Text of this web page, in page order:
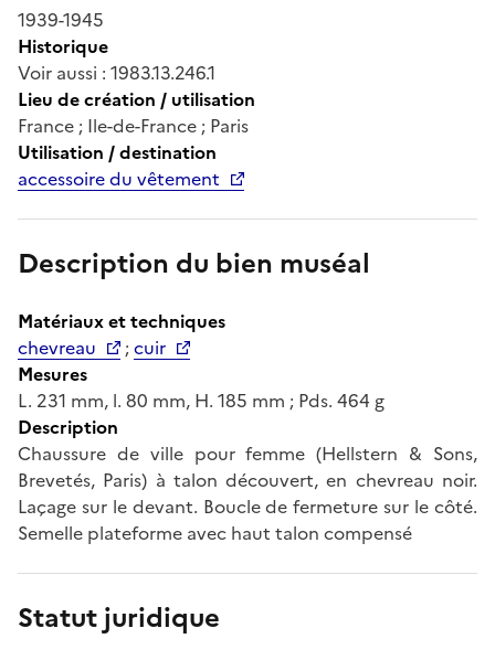
1939-1945
Historique
Voir aussi : 1983.13.246.1
Lieu de création / utilisation
France ; Ile-de-France ; Paris
Utilisation / destination
accessoire du vêtement
Description du bien muséal
Matériaux et techniques
chevreau
;cuir
Mesures
L. 231 mm, l. 80 mm, H. 185 mm ; Pds. 464 g
Description
Chaussure de ville pour femme (Hellstern & Sons,
Brevetés, Paris) à talon découvert, en chevreau noir.
Laçage sur le devant. Boucle de fermeture sur le côté.
Semelle plateforme avec haut talon compensé
Statut juridique